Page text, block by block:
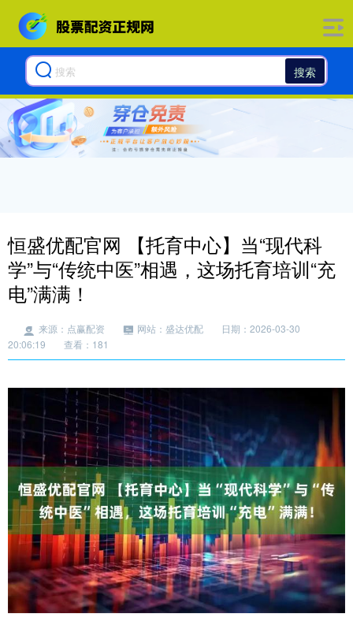
搜索
恒盛优配官网 【托育中心】当“现代科
学”与“传统中医”相遇，这场托育培训“充
电”满满！
来源：点赢配资 网站：盛达优配
日期：2026-03-30
20:06:19
查看：181